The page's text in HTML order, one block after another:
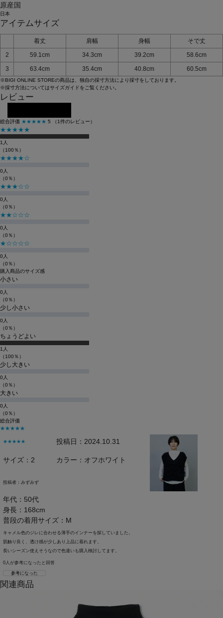
原産国
日本
アイテムサイズ
着丈 肩幅 身幅
そで丈
2
59.1cm 34.3cm 39.2cm
58.6cm
3
63.4cm 35.4cm 40.8cm 60.5cm
※BIGI ONLINE STOREの商品は、独自の採寸方法により採寸をしております。
※採寸方法についてはサイズガイドをご覧ください。
レビュー
総合評価 ★★★★★ 5 （1件のレビュー）
★★★★★
1人
（100％）
★★★★☆
0人
（0％）
★★★☆☆
0人
（0％）
★★☆☆☆
0人
（0％）
★☆☆☆☆
0人
（0％）
購入商品のサイズ感
小さい
0人
（0％）
少し小さい
0人
（0％）
ちょうどよい
1人
（100％）
少し大きい
0人
（0％）
大きい
0人
（0％）
総合評価
★★★★★
★★★★★ 投稿日：2024.10.31
サイズ：2 カラー：オフホワイト
投稿者：みずみず
年代：50代
身長：168cm
普段の着用サイズ：M
キャメル色のジレに合わせる薄手のインナーを探していました。
肌触り良く、透け感が少しあり上品に着れます。
長いシーズン使えそうなので色違いも購入検討してます。
0人が参考になったと回答
参考になった
関連商品